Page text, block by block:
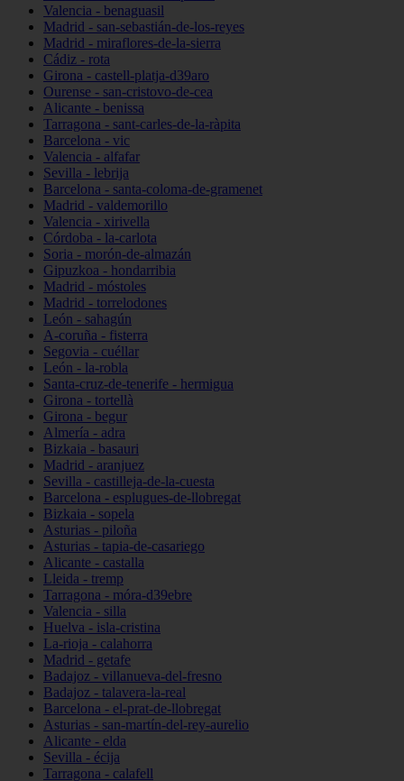
Valencia - benaguasil
Madrid - san-sebastián-de-los-reyes
Madrid - miraflores-de-la-sierra
Cádiz - rota
Girona - castell-platja-d39aro
Ourense - san-cristovo-de-cea
Alicante - benissa
Tarragona - sant-carles-de-la-ràpita
Barcelona - vic
Valencia - alfafar
Sevilla - lebrija
Barcelona - santa-coloma-de-gramenet
Madrid - valdemorillo
Valencia - xirivella
Córdoba - la-carlota
Soria - morón-de-almazán
Gipuzkoa - hondarribia
Madrid - móstoles
Madrid - torrelodones
León - sahagún
A-coruña - fisterra
Segovia - cuéllar
León - la-robla
Santa-cruz-de-tenerife - hermigua
Girona - tortellà
Girona - begur
Almería - adra
Bizkaia - basauri
Madrid - aranjuez
Sevilla - castilleja-de-la-cuesta
Barcelona - esplugues-de-llobregat
Bizkaia - sopela
Asturias - piloña
Asturias - tapia-de-casariego
Alicante - castalla
Lleida - tremp
Tarragona - móra-d39ebre
Valencia - silla
Huelva - isla-cristina
La-rioja - calahorra
Madrid - getafe
Badajoz - villanueva-del-fresno
Badajoz - talavera-la-real
Barcelona - el-prat-de-llobregat
Asturias - san-martín-del-rey-aurelio
Alicante - elda
Sevilla - écija
Tarragona - calafell